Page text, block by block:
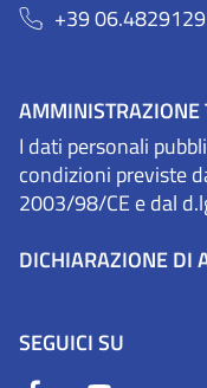
+39
AMMINISTRAZIONE
I dati personali
condizioni previste
2003/98/CE e dal
DICHIARAZIONE DI
SEGUICI SU